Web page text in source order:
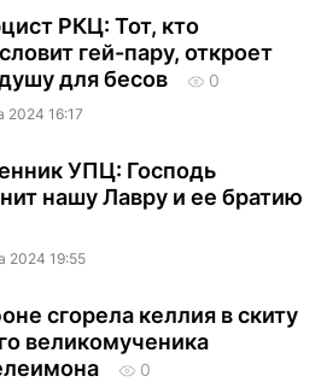
РКЦ: Тот, кто
гей-пару, откроет
для бесов
0
2024 16:17
УПЦ: Господь
нашу Лавру и ее братию
2024 19:55
сгорела келлия в скиту
великомученика
0